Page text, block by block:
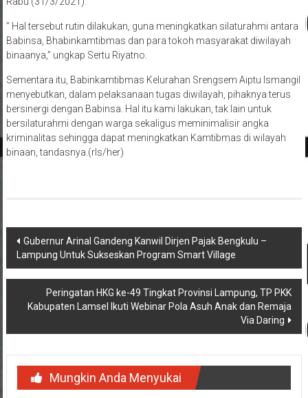
” Hal tersebut rutin dilakukan, guna meningkatkan silaturahmi antara
Babinsa, Bhabinkamtibmas dan para tokoh masyarakat diwilayah
binaanya,” ungkap Sertu Riyatno.
Sementara itu, Babinkamtibmas Kelurahan Srengsem Aiptu Ismangil
menyebutkan, dalam pelaksanaan tugas diwilayah, pihaknya terus
bersinergi dengan Babinsa. Hal itu kami lakukan, tak lain untuk
bersilaturahmi dengan warga sekaligus meminimalisir angka
kriminalitas sehingga dapat meningkatkan Kamtibmas di wilayah
binaan, tandasnya.(rls/her)
Navigasi
pos
Gubernur Arinal Gandeng Kanwil Dirjen Pajak Bengkulu –
Lampung Untuk Sukseskan Program Smart Village
Peringatan HKG ke-49 Tingkat Provinsi Lampung, TP PKK
Kabupaten Lamsel Ikuti Webinar Pola Asuh Anak dan Remaja
Via Daring
Mungkin Anda Menyukai